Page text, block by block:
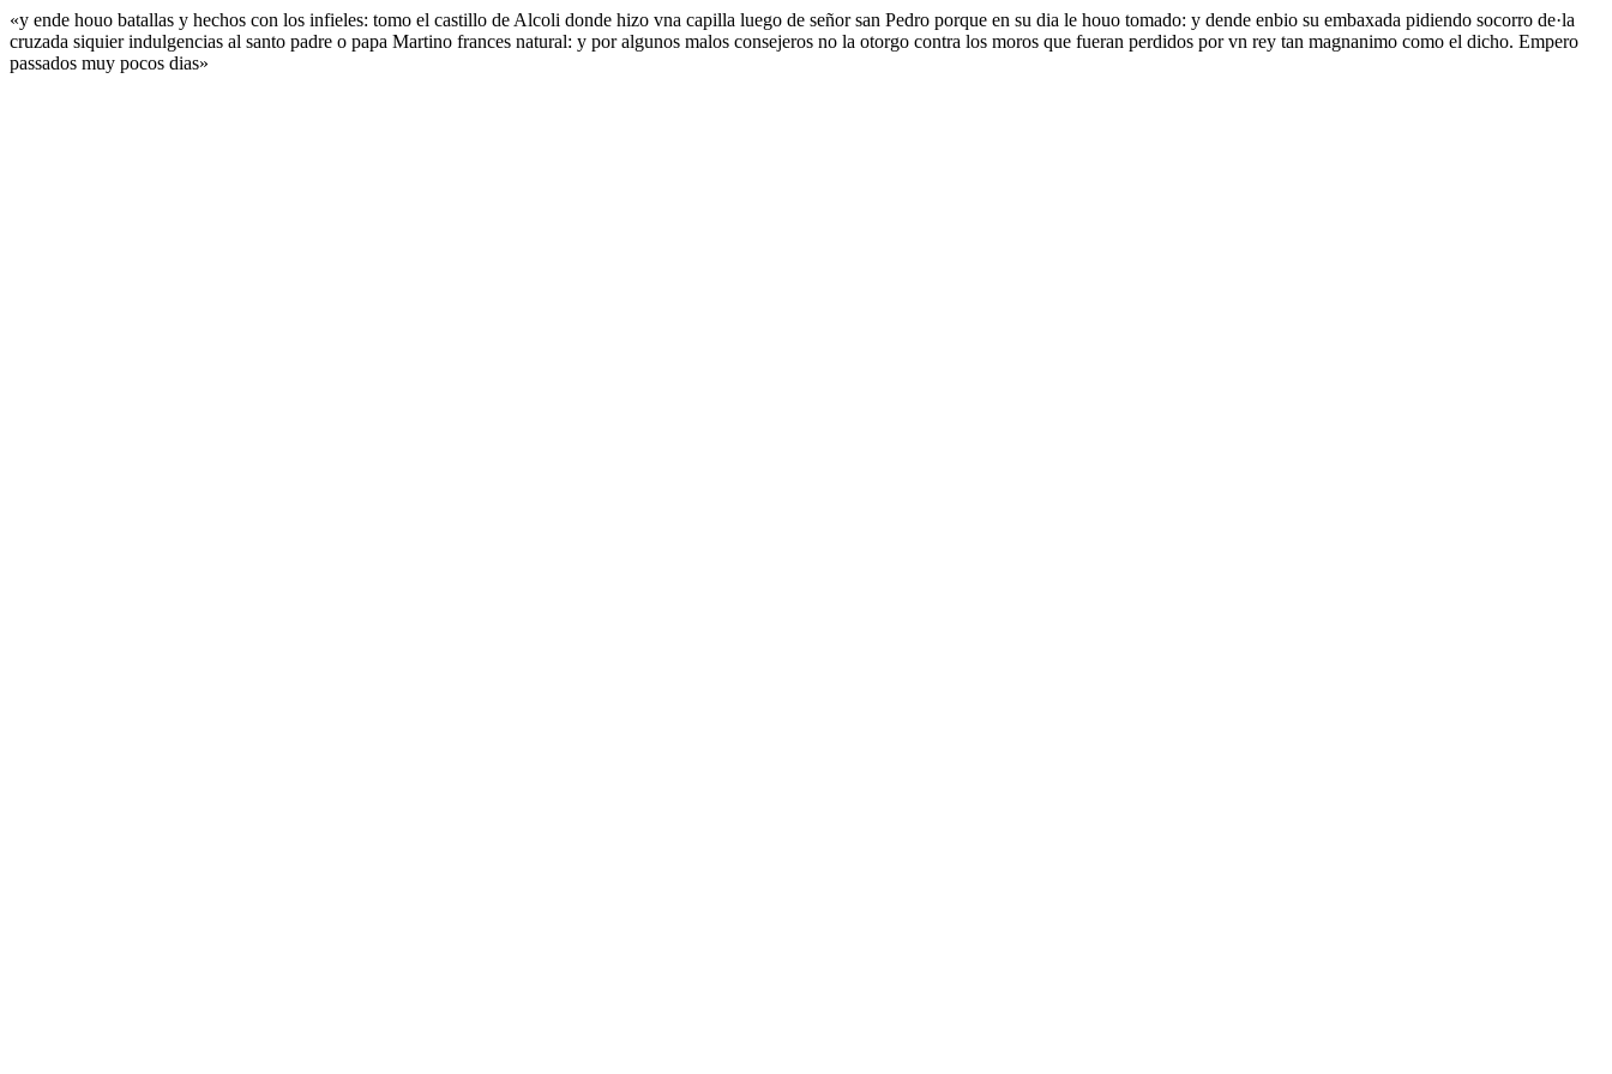
«y ende houo batallas y hechos con los infieles: tomo el castillo de Alcoli donde hizo vna capilla luego de señor san Pedro porque en su dia le houo tomado: y dende enbio su embaxada pidiendo socorro de·la
cruzada siquier indulgencias al santo padre o papa Martino frances natural: y por algunos malos consejeros no la otorgo contra los moros que fueran perdidos por vn rey tan magnanimo como el dicho. Empero
passados muy pocos dias»